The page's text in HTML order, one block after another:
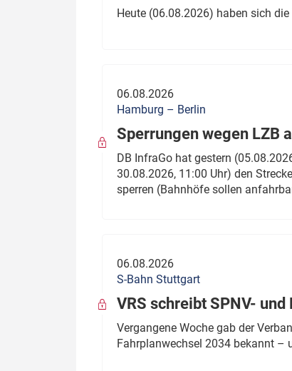
wen?
Thema des Monats
Dossier: Generalsanierung
Dossier: ETCS
Dossier:
Heute (06.08.2026) haben sich
06.08.2026
Hamburg – Berlin
Sperrungen wegen LZB
DB InfraGo hat gestern
30.08.2026, 11:00 Uhr) den
sperren (Bahnhöfe sollen
06.08.2026
S-Bahn Stuttgart
VRS schreibt SPNV-
Vergangene Woche gab der
Fahrplanwechsel 2034 bekannt –